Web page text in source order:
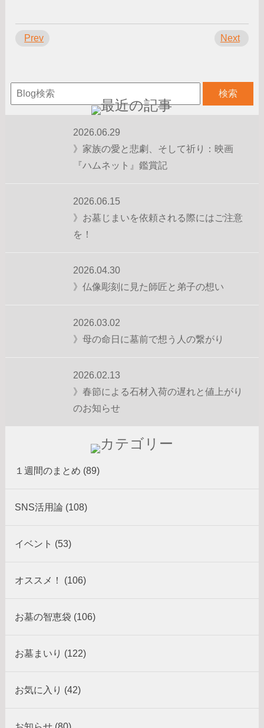
Prev Next
2026.06.29
》家族の愛と悲劇、そして祈り：映画
『ハムネット』鑑賞記
2026.06.15
》お墓じまいを依頼される際にはご注意
を！
2026.04.30
》仏像彫刻に見た師匠と弟子の想い
2026.03.02
》母の命日に墓前で想う人の繋がり
2026.02.13
》春節による石材入荷の遅れと値上がり
のお知らせ
１週間のまとめ (89)
SNS活用論 (108)
イベント (53)
オススメ！ (106)
お墓の智恵袋 (106)
お墓まいり (122)
お気に入り (42)